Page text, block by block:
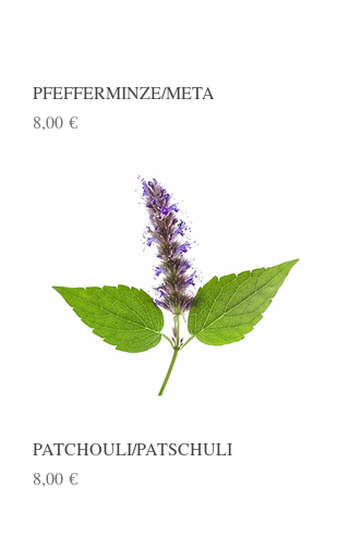
PFEFFERMINZE/META
Preis
8,00 €
PATCHOULI/PATSCHULI
Preis
8,00 €